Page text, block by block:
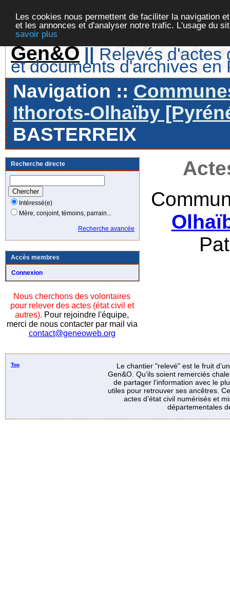
Les cookies nous permettent de faciliter la navigation
et les annonces et d'analyser notre trafic. L'usage du
savoir plus
Gen&O || Relevés d'actes
et documents d'archives en
Navigation ::
Ithorots-Olhaïby
BASTERREIX
Recherche directe
Intéressé(e)
Mère, conjoint, témoins, parrain...
Recherche avancée
Accès membres
Connexion
Nous cherchons des volontaires
pour relever des actes (état civil et
autres). Pour rejoindre l'équipe,
merci de nous contacter par mail via
contact@geneoweb.org
Top
Le chantier "relevé" est le fruit
Gen&O. Qu’ils soient remerciés
de partager l’information avec le
utiles pour retrouver ses ancêtres.
actes d’état civil numérisés et
départementales